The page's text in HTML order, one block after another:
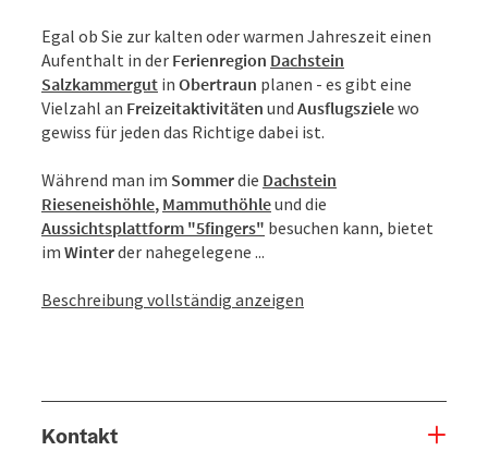
Egal ob Sie zur kalten oder warmen Jahreszeit einen
Aufenthalt in der Ferienregion Dachstein
Salzkammergut in Obertraun planen - es gibt eine
Vielzahl an Freizeitaktivitäten und Ausflugszielewo
gewiss für jeden das Richtige dabei ist.
Während man im Sommerdie Dachstein
Rieseneishöhle, Mammuthöhleund die
Aussichtsplattform "5fingers" besuchen kann, bietet
im Winterder nahegelegene ...
Beschreibung vollständig anzeigen
Kontakt